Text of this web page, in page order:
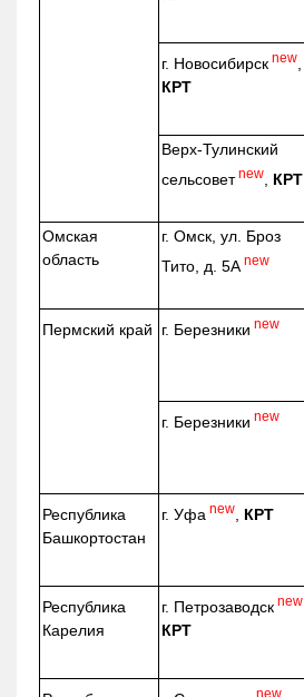
г. Новосибирск new
КРТ
Верх-Тулинский
сельсовет new КРТ
Омская
область
г. Омск, ул. Броз
Тито, д. 5А new
Пермский край г. Березники new
г. Березники new
Республика
Башкортостан
г. Уфа new КРТ
Республика
Карелия
г. Петрозаводск new
КРТ
new